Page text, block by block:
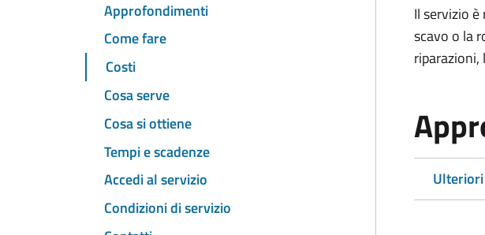
Approfondimenti
Come fare
Costi
Cosa serve
Cosa si ottiene
Tempi e scadenze
Accedi al servizio
Condizioni di servizio
Il servizio
scavo o la
riparazioni,